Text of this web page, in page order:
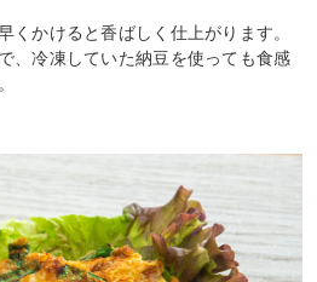
くかけると香ばしく仕上がります。
、冷凍していた納豆を使っても食感